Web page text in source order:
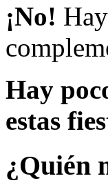
¡No!
Hay
estas
¿Quién